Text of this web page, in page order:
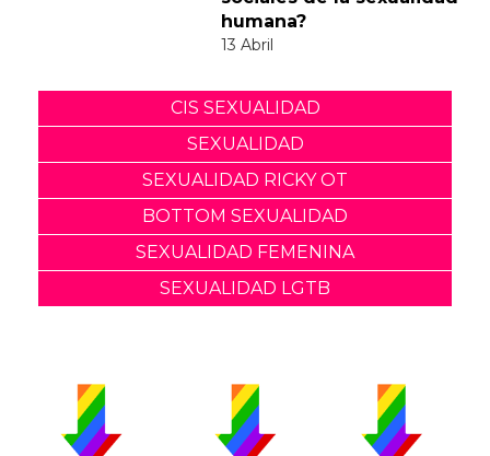
humana?
13 Abril
CIS SEXUALIDAD
SEXUALIDAD
SEXUALIDAD RICKY OT
BOTTOM SEXUALIDAD
SEXUALIDAD FEMENINA
SEXUALIDAD LGTB